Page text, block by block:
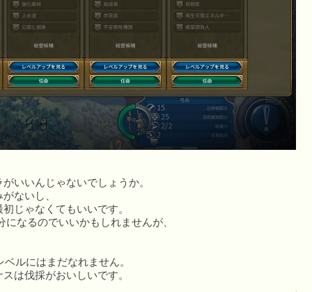
いいんじゃないでしょうか。
ないし、
じゃなくてもいいです。
なるのでいいかもしれませんが、
ルにはまだなれません。
は伐採がおいしいです。